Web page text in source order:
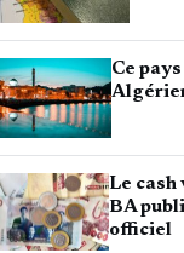
Ce
Le cash
BA
officiel